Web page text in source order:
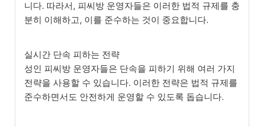
니다. 따라서, 피씨방 운영자들은 이러한 법적 규제를 충
분히 이해하고, 이를 준수하는 것이 중요합니다.
실시간 단속 피하는 전략
성인 피씨방 운영자들은 단속을 피하기 위해 여러 가지
전략을 사용할 수 있습니다. 이러한 전략은 법적 규제를
준수하면서도 안전하게 운영할 수 있도록 돕습니다.